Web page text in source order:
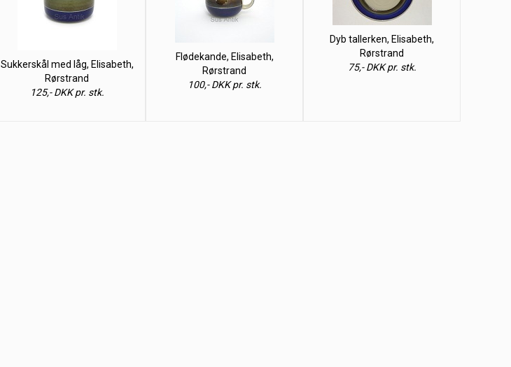
Sukkerskål med låg, Elisabeth,
Rørstrand
125,- DKK pr. stk.
Flødekande, Elisabeth,
Rørstrand
100,- DKK pr. stk.
Dyb tallerken, Elisabeth,
Rørstrand
75,- DKK pr. stk.